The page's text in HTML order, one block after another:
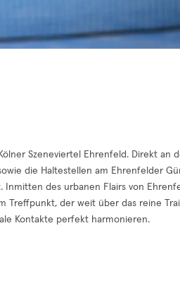
Szeneviertel Ehrenfeld. Direkt an
die Haltestellen am Ehrenfelder
Inmitten des urbanen Flairs von
Treffpunkt, der weit über das reine
Kontakte perfekt harmonieren.